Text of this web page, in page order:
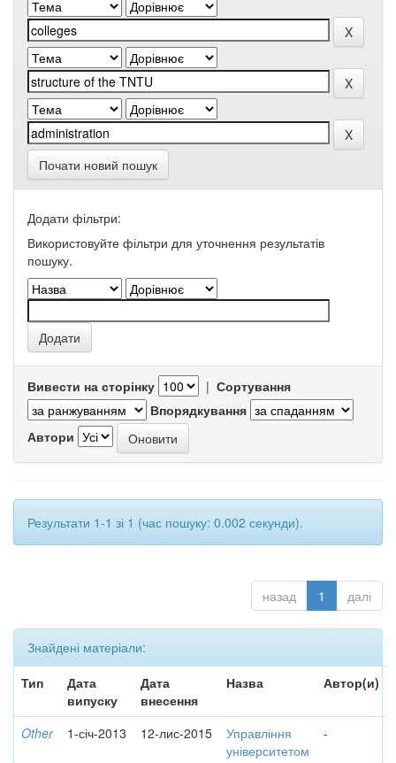
Почати новий пошук
Додати фільтри:
Використовуйте фільтри для уточнення результатів
пошуку.
Вивести на сторінку | Сортування
Впорядкування
Автори
Результати 1-1 зі 1 (час пошуку: 0.002 секунди).
назад 1 далі
Знайдені матеріали:
Тип
Дата
випуску
Дата
внесення
Назва Автор(и)
Other 1-січ-2013 12-лис-2015
Управління
університетом
-